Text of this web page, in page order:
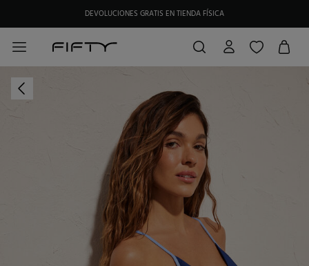
HAZTE SOCIO DE MY FIFTY CLUB Y RECIBE EXCLUSIVAS PROMOCIONES.